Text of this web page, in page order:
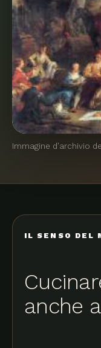
Immagine d’archivio
IL SENSO DEL
anche